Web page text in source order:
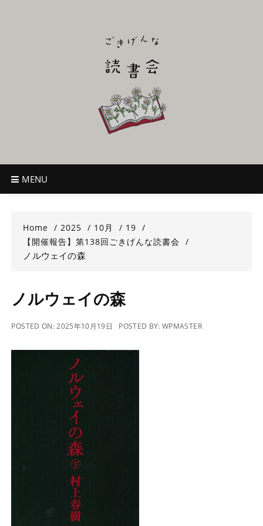
ごきげんな読
~児童書好き主催者によるオールジャンルOK！のんびり読書会~
MENU
Home 2025 10月
19
【開催報告】第138回ごきげんな読書会
ノルウェイの森
ノルウェイの森
POSTED ON:2025年10月19日 POSTED BY:WPMASTER